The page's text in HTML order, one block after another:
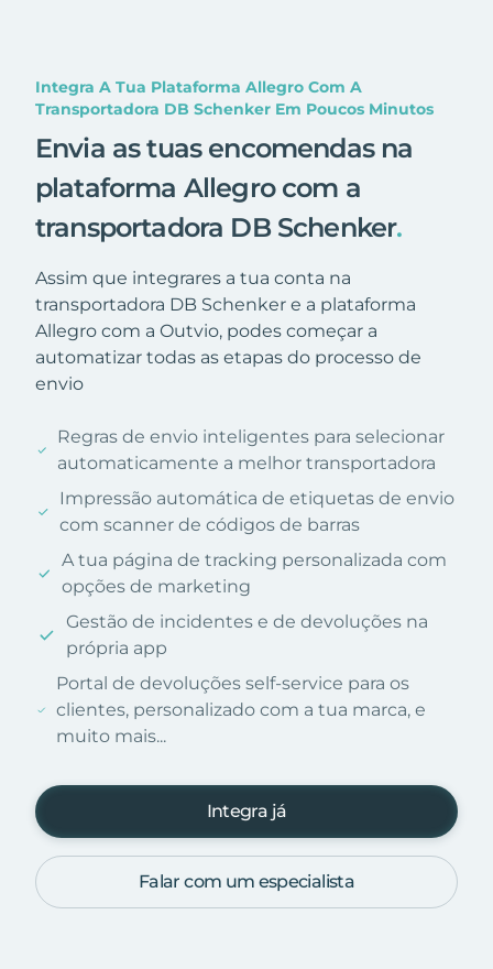
Integra A Tua Plataforma Allegro Com A
Transportadora DB Schenker Em Poucos Minutos
Envia as tuas encomendas na
plataforma Allegro com a
transportadora DB Schenker.
Assim que integrares a tua conta na
transportadora DB Schenker e a plataforma
Allegro com a Outvio, podes começar a
automatizar todas as etapas do processo de
envio
Regras de envio inteligentes para selecionar
automaticamente a melhor transportadora
Impressão automática de etiquetas de envio
com scanner de códigos de barras
A tua página de tracking personalizada com
opções de marketing
Gestão de incidentes e de devoluções na
própria app
Portal de devoluções self-service para os
clientes, personalizado com a tua marca, e
muito mais...
Integra já
Falar com um especialista